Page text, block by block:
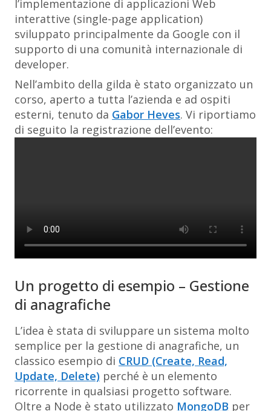
l’implementazione di applicazioni Web
interattive (single-page application)
sviluppato principalmente da Google con il
supporto di una comunità internazionale di
developer.
Nell’ambito della gilda è stato organizzato un
corso, aperto a tutta l’azienda e ad ospiti
esterni, tenuto da Gabor Heves. Vi riportiamo
di seguito la registrazione dell’evento:
Un progetto di esempio – Gestione
di anagrafiche
L’idea è stata di sviluppare un sistema molto
semplice per la gestione di anagrafiche, un
classico esempio di CRUD (Create, Read,
Update, Delete) perché è un elemento
ricorrente in qualsiasi progetto software.
Oltre a Node è stato utilizzato MongoDB per